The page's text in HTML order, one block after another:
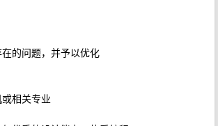
的问题，并予以优化
相关专业